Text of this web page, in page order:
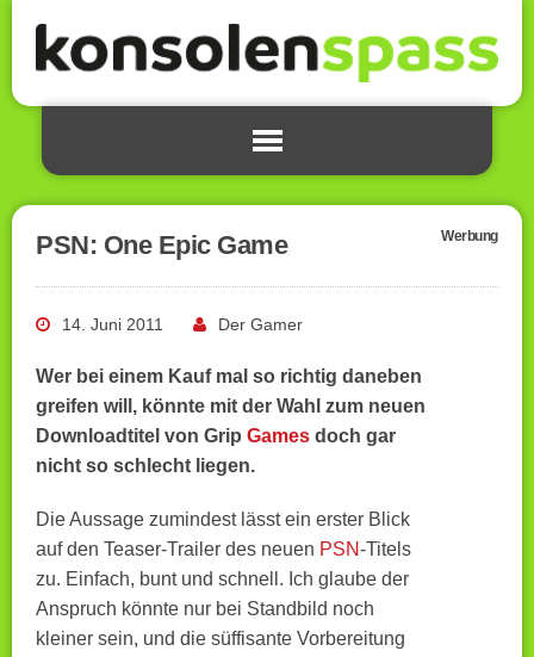
PSN: One Epic Game Werbung
14. Juni 2011 Der Gamer
Wer bei einem Kauf mal so richtig daneben
greifen will, könnte mit der Wahl zum neuen
Downloadtitel von Grip Games doch gar
nicht so schlecht liegen.
Die Aussage zumindest lässt ein erster Blick
auf den Teaser-Trailer des neuen PSN-Titels
zu. Einfach, bunt und schnell. Ich glaube der
Anspruch könnte nur bei Standbild noch
kleiner sein, und die süffisante Vorbereitung